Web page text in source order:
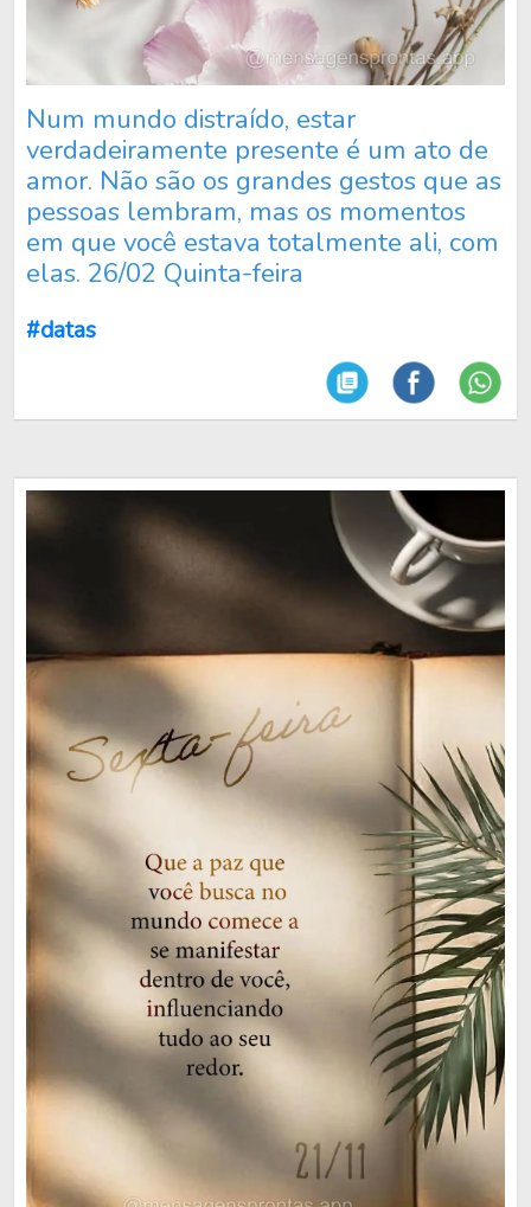
Num mundo distraído, estar
verdadeiramente presente é um ato de
amor. Não são os grandes gestos que as
pessoas lembram, mas os momentos
em que você estava totalmente ali, com
elas. 26/02 Quinta-feira
#datas